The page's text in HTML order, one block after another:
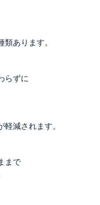
あります。
らずに
減されます。
まで